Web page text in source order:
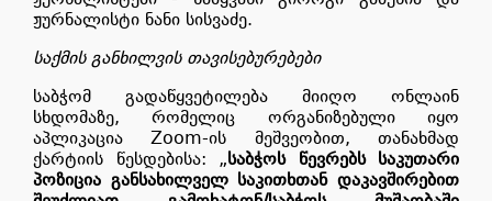
ჟურნალისტი ნანი სისვაძე.
საქმის განხილვის თავისებურებები
საბჭომ გადაწყვეტილება მიიღო ონლაინ
სხდომაზე, რომელიც ორგანიზებული იყო
აპლიკაცია Zoom-ის მეშვეობით, თანახმად
ქარტიის წესდებისა: „საბჭოს წევრებს საკუთარი
პოზიცია განსახილველ საკითხთან დაკავშირებით